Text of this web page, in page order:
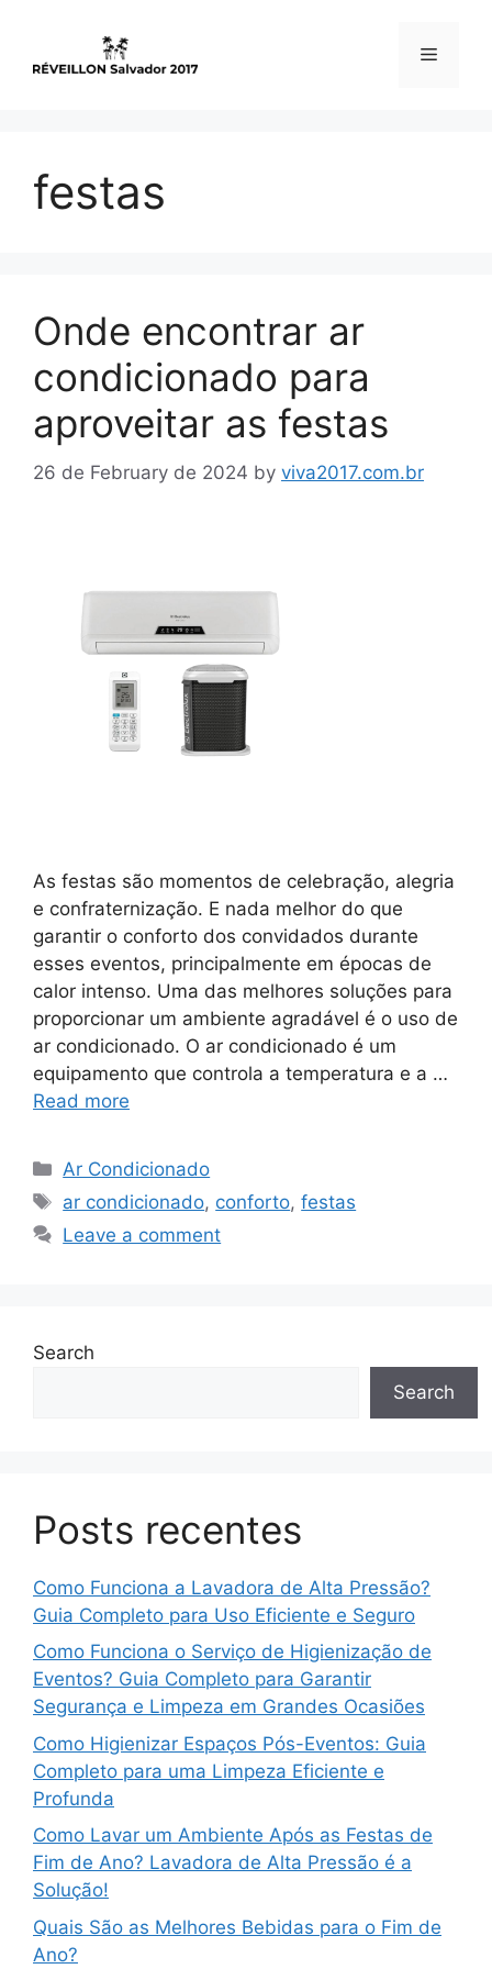
content
Menu
festas
Onde encontrar ar
condicionado para
aproveitar as festas
26 de February de 2024 by viva2017.com.br
As festas são momentos de celebração, alegria
e confraternização. E nada melhor do que
garantir o conforto dos convidados durante
esses eventos, principalmente em épocas de
calor intenso. Uma das melhores soluções para
proporcionar um ambiente agradável é o uso de
ar condicionado. O ar condicionado é um
equipamento que controla a temperatura e a …
Read more
Categories
Ar Condicionado
Tags
ar condicionado, conforto,festas
Leave a comment
Search
Search
Posts recentes
Como Funciona a Lavadora de Alta Pressão?
Guia Completo para Uso Eficiente e Seguro
Como Funciona o Serviço de Higienização de
Eventos? Guia Completo para Garantir
Segurança e Limpeza em Grandes Ocasiões
Como Higienizar Espaços Pós-Eventos: Guia
Completo para uma Limpeza Eficiente e
Profunda
Como Lavar um Ambiente Após as Festas de
Fim de Ano? Lavadora de Alta Pressão é a
Solução!
Quais São as Melhores Bebidas para o Fim de
Ano?